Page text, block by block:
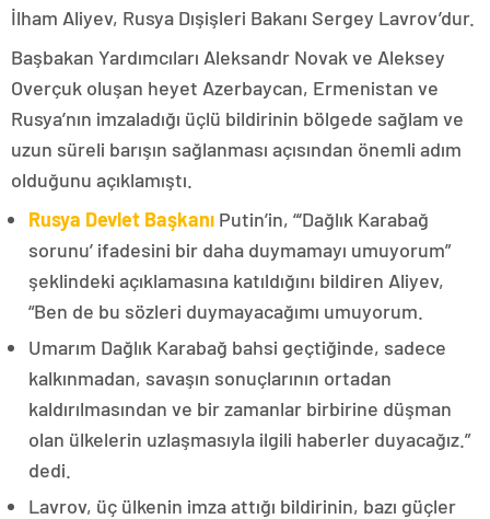
İlham Aliyev, Rusya Dışişleri Bakanı Sergey Lavrov’dur.
Başbakan Yardımcıları Aleksandr Novak ve Aleksey
Overçuk oluşan heyet Azerbaycan, Ermenistan ve
Rusya’nın imzaladığı üçlü bildirinin bölgede sağlam ve
uzun süreli barışın sağlanması açısından önemli adım
olduğunu açıklamıştı.
Rusya Devlet Başkanı Putin’in, “‘Dağlık Karabağ
sorunu’ ifadesini bir daha duymamayı umuyorum”
şeklindeki açıklamasına katıldığını bildiren Aliyev,
“Ben de bu sözleri duymayacağımı umuyorum.
Umarım Dağlık Karabağ bahsi geçtiğinde, sadece
kalkınmadan, savaşın sonuçlarının ortadan
kaldırılmasından ve bir zamanlar birbirine düşman
olan ülkelerin uzlaşmasıyla ilgili haberler duyacağız.”
dedi.
Lavrov, üç ülkenin imza attığı bildirinin, bazı güçler